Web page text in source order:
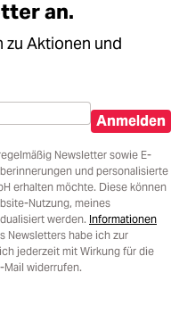
an.
Aktionen und
Anmelden
Newsletter sowie E-
und personalisierte
erhalten möchte. Diese können
Nutzung, meines
werden. Informationen
Newsletters habe ich zur
jederzeit mit Wirkung für die
Mail widerrufen.